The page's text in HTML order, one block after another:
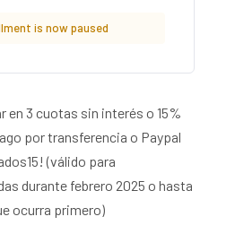
is now paused
en 3 cuotas sin interés o 15%
por transferencia o Paypal
(válido para
durante febrero 2025 o hasta
ocurra primero)